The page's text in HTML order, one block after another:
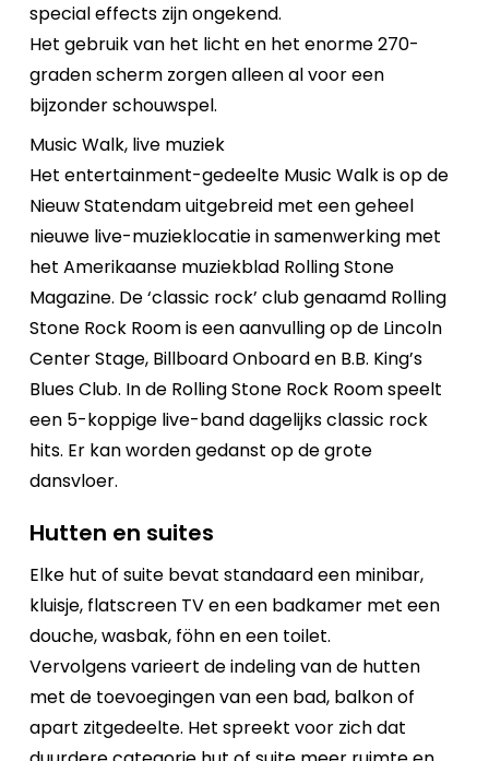
special effects zijn ongekend.
Het gebruik van het licht en het enorme 270-
graden scherm zorgen alleen al voor een
bijzonder schouwspel.
Music Walk, live muziek
Het entertainment-gedeelte Music Walk is op de
Nieuw Statendam uitgebreid met een geheel
nieuwe live-muzieklocatie in samenwerking met
het Amerikaanse muziekblad Rolling Stone
Magazine. De ‘classic rock’ club genaamd Rolling
Stone Rock Room is een aanvulling op de Lincoln
Center Stage, Billboard Onboard en B.B. King’s
Blues Club. In de Rolling Stone Rock Room speelt
een 5-koppige live-band dagelijks classic rock
hits. Er kan worden gedanst op de grote
dansvloer.
Hutten en suites
Elke hut of suite bevat standaard een minibar,
kluisje, flatscreen TV en een badkamer met een
douche, wasbak, föhn en een toilet.
Vervolgens varieert de indeling van de hutten
met de toevoegingen van een bad, balkon of
apart zitgedeelte. Het spreekt voor zich dat